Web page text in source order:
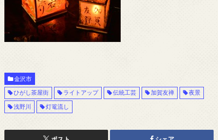
金沢市
ひがし茶屋街
ライトアップ 伝統工芸 加賀友禅
夜景
浅野川
灯篭流し